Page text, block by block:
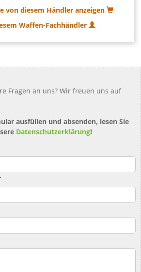
von diesem Händler anzeigen
Waffen-Fachhändler
Fragen an uns? Wir freuen uns auf
ausfüllen und absenden, lesen Sie
Datenschutzerklärung!